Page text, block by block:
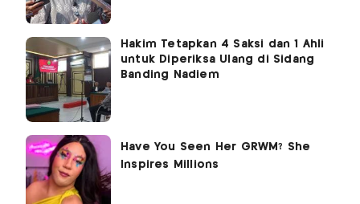
Hakim Tetapkan 4 Saksi dan 1 Ahli
untuk Diperiksa Ulang di Sidang
Banding Nadiem